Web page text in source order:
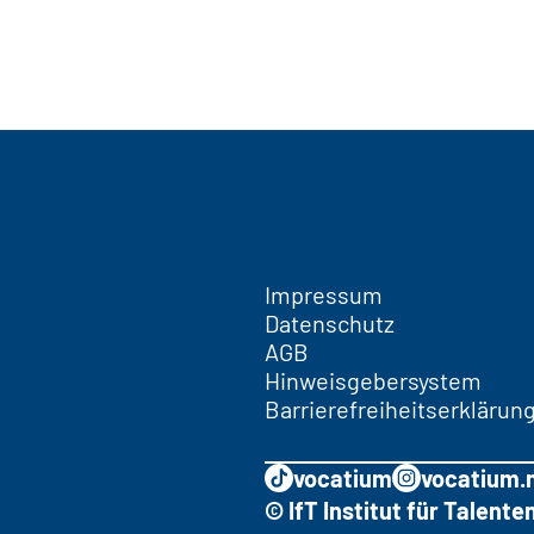
Impressum
Datenschutz
AGB
Hinweisgebersystem
Barrierefreiheitserklärung
vocatium
© IfT Institut für